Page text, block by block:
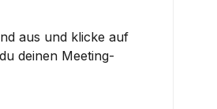
aus und klicke auf
deinen Meeting-